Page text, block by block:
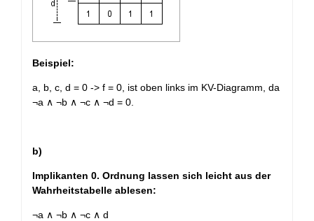
Beispiel:
a, b, c, d = 0 -> f = 0, ist oben links im KV-Diagramm, da
¬a ∧ ¬b ∧ ¬c ∧ ¬d = 0.
b)
Implikanten 0. Ordnung lassen sich leicht aus der
Wahrheitstabelle ablesen:
¬a ∧ ¬b ∧ ¬c ∧ d